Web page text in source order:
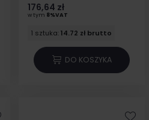
176,64 zł
w tym 8%VAT
1 sztuka:14.72 zł brutto
DO KOSZYKA